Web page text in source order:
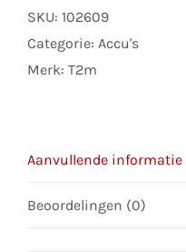
v
voor
SPYRIT
SKU: 102609
Categorie: Accu's
Merk: T2m
Aanvullende informatie
Beoordelingen (0)